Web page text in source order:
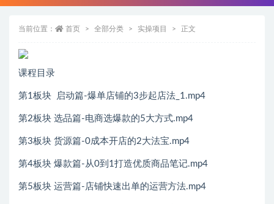
当前位置： 首页 全部分类 实操项目 正文
课程目录
第1板块 启动篇-爆单店铺的3步起店法_1.mp4
第2板块 选品篇-电商选爆款的5大方式.mp4
第3板块 货源篇-0成本开店的2大法宝.mp4
第4板块 爆款篇-从0到1打造优质商品笔记.mp4
第5板块 运营篇-店铺快速出单的运营方法.mp4